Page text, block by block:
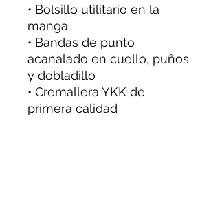
• Bolsillo utilitario en la
manga
• Bandas de punto
acanalado en cuello, puños
y dobladillo
• Cremallera YKK de
primera calidad